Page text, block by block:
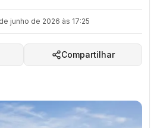
junho de 2026 às 17:25
Compartilhar